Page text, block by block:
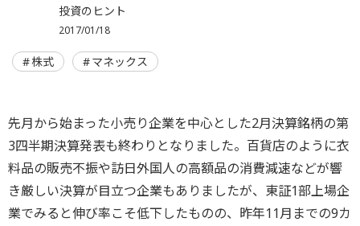
投資のヒント
2017/01/18
株式 マネックス
先月から始まった小売り企業を中心とした2月決算銘柄の第
3四半期決算発表も終わりとなりました。百貨店のように衣
料品の販売不振や訪日外国人の高額品の消費減速などが響
き厳しい決算が目立つ企業もありましたが、東証1部上場企
業でみると伸び率こそ低下したものの、昨年11月までの9カ